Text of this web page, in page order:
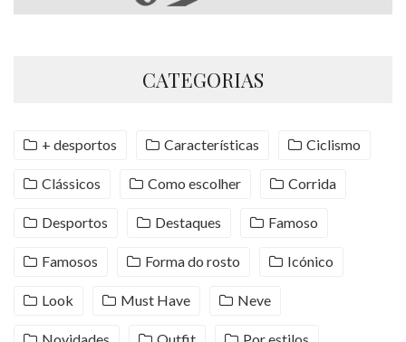
CATEGORIAS
+ desportos Características Ciclismo
Clássicos Como escolher Corrida
Desportos Destaques Famoso
Famosos Forma do rosto Icónico
Look Must Have Neve
Novidades Outfit Por estilos